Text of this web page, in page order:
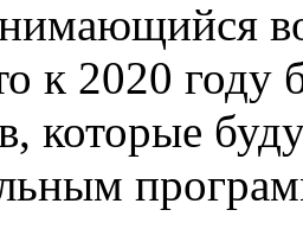
к 2020 году
которые